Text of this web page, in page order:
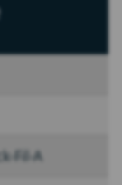
Fil-A